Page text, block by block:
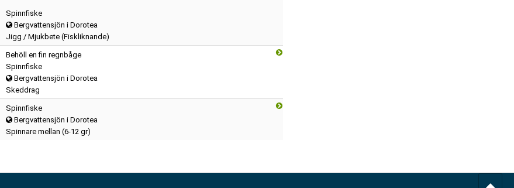
Spinnfiske
Bergvattensjön i Dorotea
Jigg / Mjukbete (Fiskliknande)
Behöll en fin regnbåge
Spinnfiske
Bergvattensjön i Dorotea
Skeddrag
Spinnfiske
Bergvattensjön i Dorotea
Spinnare mellan (6-12 gr)